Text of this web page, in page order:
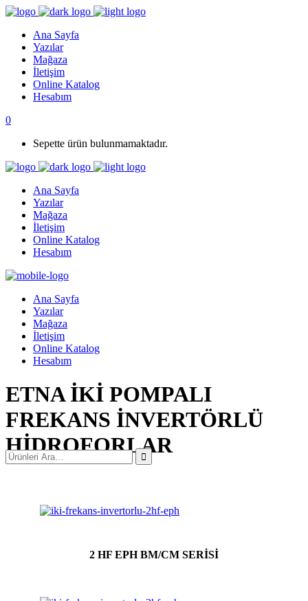
Ana Sayfa
Yazılar
Mağaza
İletişim
Online Katalog
Hesabım
0
Sepette ürün bulunmamaktadır.
Ana Sayfa
Yazılar
Mağaza
İletişim
Online Katalog
Hesabım
Ana Sayfa
Yazılar
Mağaza
İletişim
Online Katalog
Hesabım
ETNA İKİ POMPALI
FREKANS İNVERTÖRLÜ
HİDROFORLAR
2 HF EPH BM/CM SERİSİ